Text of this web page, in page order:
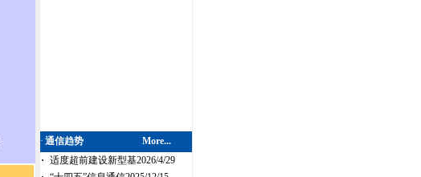
· 通信趋势
More...
· 适度超前建设新型基2026/4/29